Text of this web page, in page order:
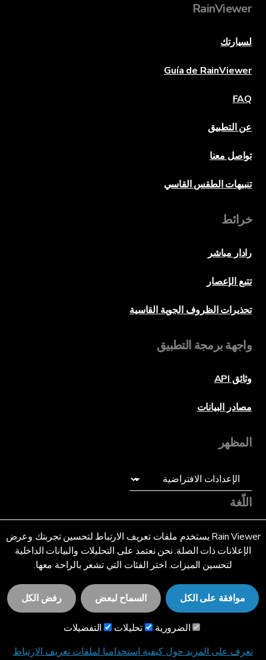
Rain Viewer يستخدم ملفات تعريف الارتباط لتحسين تجربتك وعرض
الإعلانات ذات الصلة. نحن نعتمد على التحليلات والبيانات الداخلية
لتحسين الميزات. اختر الفئات التي تشعر بالراحة معها.
موافقة على الكل السماح لبعض رفض الكل
الضرورية تحليلات
التفضيلات
تعرف على المزيد حول كيفية استخدامنا لملفات تعريف الارتباط
RainViewer
لسيارتك
Guía de RainViewer
FAQ
عن التطبيق
تواصل معنا
تنبيهات الطقس القاسي
خرائط
رادار مباشر
تتبع الإعصار
تحذيرات الظروف الجوية القاسية
واجهة برمجة التطبيق
وثائق API
مصادر البيانات
المظهر
اللّغة
عربى (SA)
© 2026 RainViewer,MeteoLab Inc.
إشعار الخصوصيةالشروط والأحكام